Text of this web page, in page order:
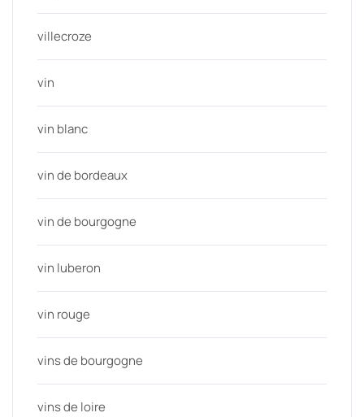
villecroze
vin
vin blanc
vin de bordeaux
vin de bourgogne
vin luberon
vin rouge
vins de bourgogne
vins de loire